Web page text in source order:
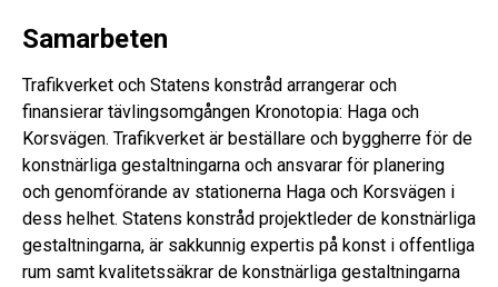
Samarbeten
Trafikverket och Statens konstråd arrangerar och
finansierar tävlingsomgången Kronotopia: Haga och
Korsvägen. Trafikverket är beställare och byggherre för de
konstnärliga gestaltningarna och ansvarar för planering
och genomförande av stationerna Haga och Korsvägen i
dess helhet. Statens konstråd projektleder de konstnärliga
gestaltningarna, är sakkunnig expertis på konst i offentliga
rum samt kvalitetssäkrar de konstnärliga gestaltningarna